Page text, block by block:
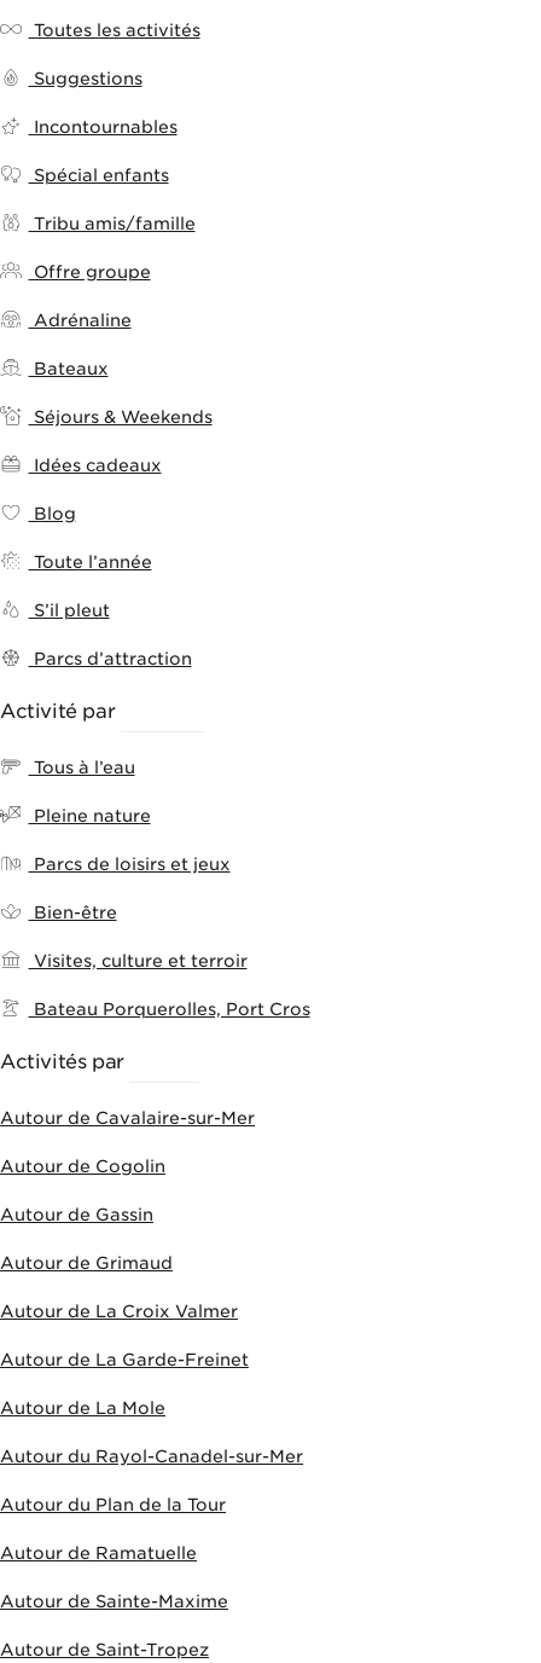
Toutes les activités
Suggestions
Incontournables
Spécial enfants
Tribu amis/famille
Offre groupe
Adrénaline
Bateaux
Séjours & Weekends
Idées cadeaux
Blog
Toute l’année
S’il pleut
Parcs d’attraction
Activité par
Tous à l’eau
Pleine nature
Parcs de loisirs et jeux
Bien-être
Visites, culture et terroir
Bateau Porquerolles, Port Cros
Activités par
Autour de Cavalaire-sur-Mer
Autour de Cogolin
Autour de Gassin
Autour de Grimaud
Autour de La Croix Valmer
Autour de La Garde-Freinet
Autour de La Mole
Autour du Rayol-Canadel-sur-Mer
Autour du Plan de la Tour
Autour de Ramatuelle
Autour de Sainte-Maxime
Autour de Saint-Tropez